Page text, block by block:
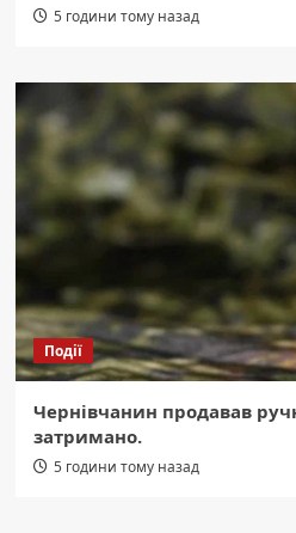
5 години тому назад
Події
Чернівчанин продавав
затримано.
5 години тому назад